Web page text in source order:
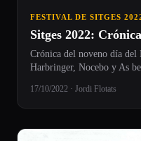
FESTIVAL DE SITGES
Sitges 2022:
Crónica del noveno día del
Harbringer, Nocebo y As
17/10/2022 · Jordi Flotats